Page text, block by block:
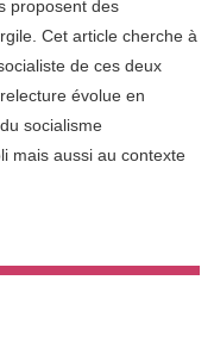
proposent des
Cet article cherche à
de ces deux
évolue en
socialisme
mais aussi au contexte